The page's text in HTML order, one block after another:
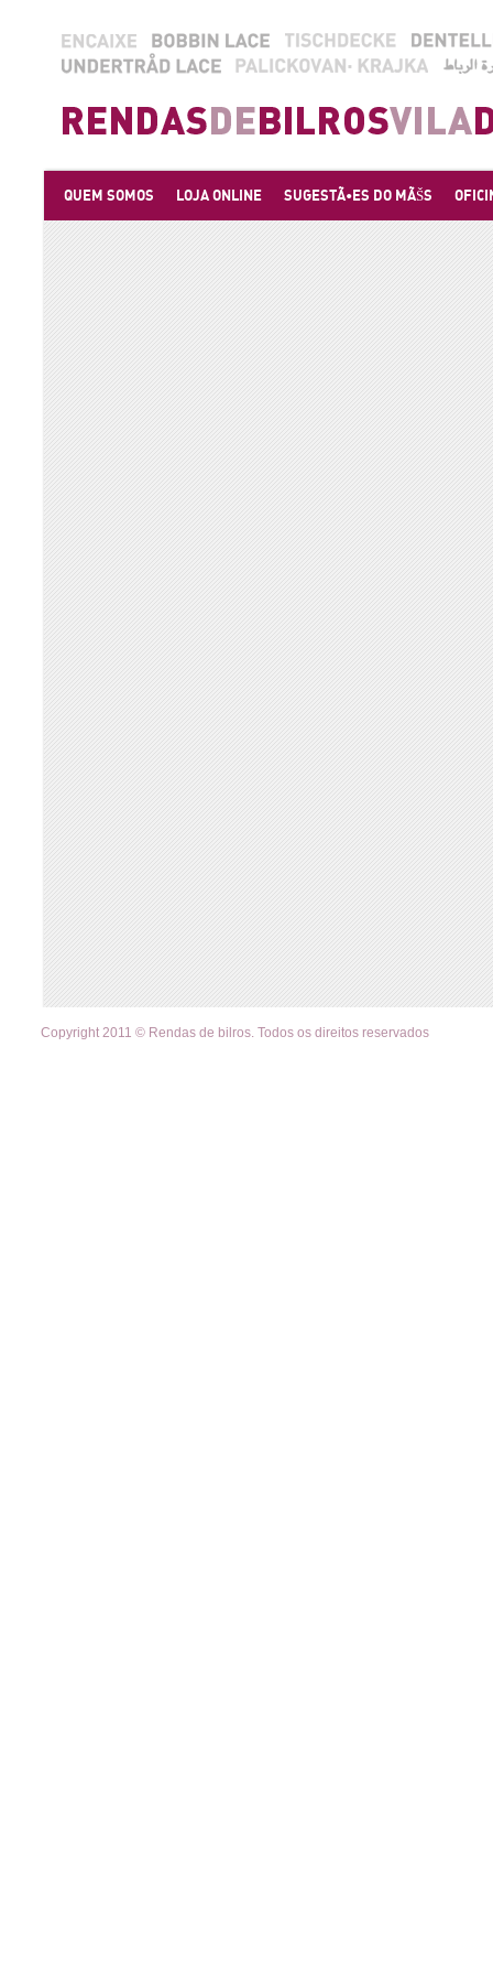
QUEM SOMOS LOJA ONLINE SUGESTÃ•ES DO MÃŠS
Copyright 2011 © Rendas de bilros. Todos os direitos reservados